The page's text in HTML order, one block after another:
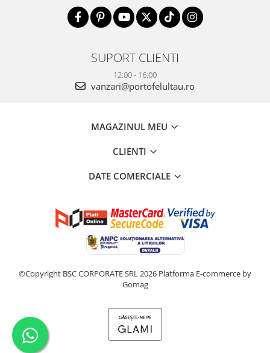
SUPORT CLIENTI
12:00 - 16:00
vanzari@portofelultau.ro
MAGAZINUL MEU
CLIENTI
DATE COMERCIALE
©Copyright BSC CORPORATE SRL 2026 Platforma E-commerce by
Gomag